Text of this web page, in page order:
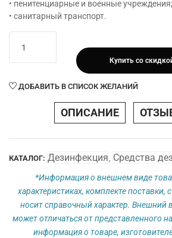
• пенитенциарные и военные учреждения;
• санитарный транспорт.
товара
Део-
Люкс
Купить со
ДОБАВИТЬ В СПИСОК ЖЕЛАНИЙ
ОПИСАНИЕ
КАТАЛОГ: Дезинфекция, Средства
*Информация о внешнем виде
характеристиках, комплекте поставки,
носит справочный характер. Внешний
может отличаться от представленного
информация о товаре,